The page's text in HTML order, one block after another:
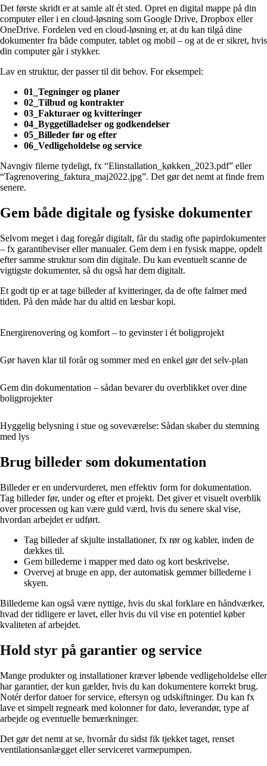
Det første skridt er at samle alt ét sted. Opret en digital mappe på din
computer eller i en cloud-løsning som Google Drive, Dropbox eller
OneDrive. Fordelen ved en cloud-løsning er, at du kan tilgå dine
dokumenter fra både computer, tablet og mobil – og at de er sikret, hvis
din computer går i stykker.
Lav en struktur, der passer til dit behov. For eksempel:
01_Tegninger og planer
02_Tilbud og kontrakter
03_Fakturaer og kvitteringer
04_Byggetilladelser og godkendelser
05_Billeder før og efter
06_Vedligeholdelse og service
Navngiv filerne tydeligt, fx “Elinstallation_køkken_2023.pdf” eller
“Tagrenovering_faktura_maj2022.jpg”. Det gør det nemt at finde frem
senere.
Gem både digitale og fysiske dokumenter
Selvom meget i dag foregår digitalt, får du stadig ofte papirdokumenter
– fx garantibeviser eller manualer. Gem dem i en fysisk mappe, opdelt
efter samme struktur som din digitale. Du kan eventuelt scanne de
vigtigste dokumenter, så du også har dem digitalt.
Et godt tip er at tage billeder af kvitteringer, da de ofte falmer med
tiden. På den måde har du altid en læsbar kopi.
Energirenovering og komfort – to gevinster i ét boligprojekt
Gør haven klar til forår og sommer med en enkel gør det selv-plan
Gem din dokumentation – sådan bevarer du overblikket over dine
boligprojekter
Hyggelig belysning i stue og soveværelse: Sådan skaber du stemning
med lys
Brug billeder som dokumentation
Billeder er en undervurderet, men effektiv form for dokumentation.
Tag billeder før, under og efter et projekt. Det giver et visuelt overblik
over processen og kan være guld værd, hvis du senere skal vise,
hvordan arbejdet er udført.
Tag billeder af skjulte installationer, fx rør og kabler, inden de
dækkes til.
Gem billederne i mapper med dato og kort beskrivelse.
Overvej at bruge en app, der automatisk gemmer billederne i
skyen.
Billederne kan også være nyttige, hvis du skal forklare en håndværker,
hvad der tidligere er lavet, eller hvis du vil vise en potentiel køber
kvaliteten af arbejdet.
Hold styr på garantier og service
Mange produkter og installationer kræver løbende vedligeholdelse eller
har garantier, der kun gælder, hvis du kan dokumentere korrekt brug.
Notér derfor datoer for service, eftersyn og udskiftninger. Du kan fx
lave et simpelt regneark med kolonner for dato, leverandør, type af
arbejde og eventuelle bemærkninger.
Det gør det nemt at se, hvornår du sidst fik tjekket taget, renset
ventilationsanlægget eller serviceret varmepumpen.